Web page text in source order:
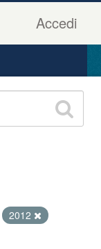
Accedi
2012